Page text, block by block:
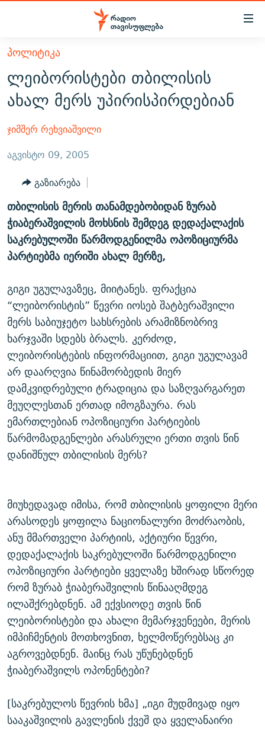
Accessibility
მთავარ
შინაარსზე
დაბრუნება
მთავარ
დაბრუნება
ძიებაზე
ᲐᲮᲐᲚᲘ ᲐᲛᲑᲔᲑᲘ
ᲗᲔᲛᲔᲑᲘ
ᲞᲝᲚᲘᲢᲘᲙᲐ
ᲔᲙᲝᲜᲝᲛᲘᲙᲐ
ᲡᲐᲖᲝᲒᲐᲓᲝᲔᲑᲐ
ᲡᲞᲝᲠᲢᲘ
ᲕᲘᲓᲔᲝ
ᲑᲚᲝᲒᲔᲑᲘ
ᲞᲝᲓᲙᲐᲡᲢᲔᲑᲘ
ᲜᲘᲙᲝᲡ ᲞᲝᲓᲙᲐᲡᲢᲘ
60 ᲓᲔᲪᲘᲑᲔᲚᲘ
ᲒᲐᲜᲙᲘᲗᲮᲕᲘᲡ ᲓᲦᲔ
ᲓᲘᲚᲘᲡ ᲡᲐᲣᲑᲠᲔᲑᲘ
ᲨᲘᲜ - ᲣᲪᲮᲝᲔᲗᲨᲘ
ᲚᲘᲢᲔᲠᲐᲢᲣᲠᲣᲚᲘ ᲬᲐᲮᲜᲐᲒᲔᲑᲘ
ᲐᲛᲔᲠᲘᲙᲣᲚᲘ ᲛᲝᲗᲮᲠᲝᲑᲐ
ᲘᲛᲞᲔᲠᲘᲐ ᲓᲐ ᲠᲐᲓᲘᲝ
ᲗᲐᲕᲘᲡᲣᲤᲚᲔᲑᲘᲡ ᲛᲝᲜᲘᲢᲝᲠᲘ
ᲤᲔᲜᲝᲕᲐᲜᲘ - 2.10
ᲗᲥᲕᲔᲜᲘ ᲞᲣᲑᲚᲘᲙᲐᲪᲘᲔᲑᲘ
ᲞᲠᲝᲔᲥᲢᲔᲑᲘ
ᲣᲙᲠᲐᲘᲜᲐᲨᲘ ᲓᲐᲦᲣᲞᲣᲚᲘ ᲥᲐᲠᲗᲕᲔᲚᲘ ᲛᲔᲑᲠᲫᲝᲚᲔᲑᲘ - 2022
ᲓᲐᲛᲝᲣᲙᲘᲓᲔᲑᲚᲝᲑᲘᲡ 100 ᲬᲔᲚᲘ
11 ᲬᲔᲚᲘ - 11 ᲐᲛᲑᲐᲕᲘ
ᲡᲐᲞᲐᲠᲚᲐᲛᲔᲜᲢᲝ ᲐᲠᲩᲔᲕᲜᲔᲑᲘᲡ ᲘᲡᲢᲝᲠᲘᲐ
ᲑᲐᲕᲨᲕᲔᲑᲘ ᲞᲠᲝᲡᲢᲘᲢᲣᲪᲘᲐᲨᲘ - ᲐᲛᲝᲣᲗᲥᲛᲔᲚᲘ ᲐᲛᲑᲐᲕᲘ
5 ᲐᲛᲑᲐᲕᲘ - 20 ᲘᲕᲜᲘᲡᲡ ᲓᲐᲨᲐᲕᲔᲑᲣᲚᲔᲑᲘ
ᲐᲒᲕᲘᲡᲢᲝᲡ ᲝᲛᲘ
ПРИВЕТ ᲙᲣᲚᲢᲣᲠᲐ
ЭХО КАВКАЗА
რთე/რთ-ის ყველა საიტი
ᲞᲝᲚᲘᲢᲘᲙᲐ
ლეიბორისტები თბილისის
ახალ მერს უპირისპირდებიან
ჯიმშერ რეხვიაშვილი
აგვისტო 09, 2005
გაზიარება
თბილისის მერის თანამდებობიდან ზურაბ
ჭიაბერაშვილის მოხსნის შემდეგ დედაქალაქის
საკრებულოში წარმოდგენილმა ოპოზიციურმა
პარტიებმა იერიში ახალ მერზე,
გიგი უგულავაზეც, მიიტანეს. ფრაქცია
“ლეიბორისტის” წევრი იოსებ შატბერაშვილი
მერს საბიუჯეტო სახსრების არამიზნობრივ
ხარჯვაში სდებს ბრალს. კერძოდ,
ლეიბორისტების ინფორმაციით, გიგი უგულავამ
არ დაარღვია წინამორბედის მიერ
დამკვიდრებული ტრადიცია და საზღვარგარეთ
მეუღლესთან ერთად იმოგზაურა. რას
ემართლებიან ოპოზიციური პარტიების
წარმომადგენლები არასრული ერთი თვის წინ
დანიშნულ თბილისის მერს?
მიუხედავად იმისა, რომ თბილისის ყოფილი მერი
არასოდეს ყოფილა ნაციონალური მოძრაობის,
ანუ მმართველი პარტიის, აქტიური წევრი,
დედაქალაქის საკრებულოში წარმოდგენილი
ოპოზიციური პარტიები ყველაზე ხშირად სწორედ
რომ ზურაბ ჭიაბერაშვილის წინააღმდეგ
ილაშქრებდნენ. ამ ექვსიოდე თვის წინ
ლეიბორისტები და ახალი მემარჯვენეები, მერის
იმპიჩმენტის მოთხოვნით, ხელმოწერებსაც კი
აგროვებდნენ. მაინც რას უწუნებდნენ
ჭიაბერაშვილს ოპონენტები?
[საკრებულოს წევრის ხმა] „იგი მუდმივად იყო
სააკაშვილის გავლენის ქვეშ და ყველანაირი